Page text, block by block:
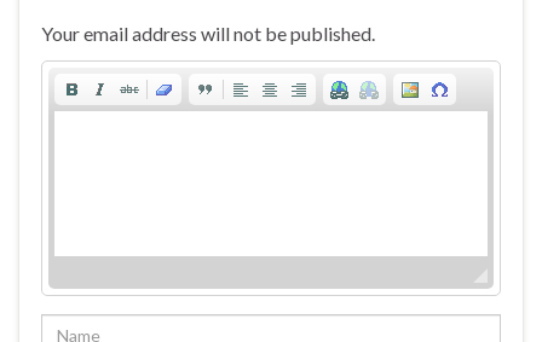
Your email address will not be published.